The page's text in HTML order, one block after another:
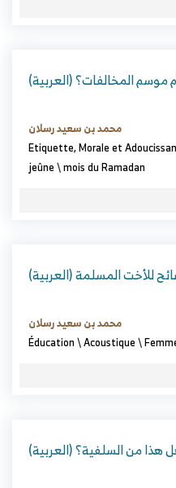
أم موسم المخالفات؟
محمد بن سعيد رسلان
Etiquette, Morale et
jeûne\mois du Ramadan
نصائح للأخت المسلمة
محمد بن سعيد رسلان
Éducation\Acoustique\
هل هذا من السلفية؟